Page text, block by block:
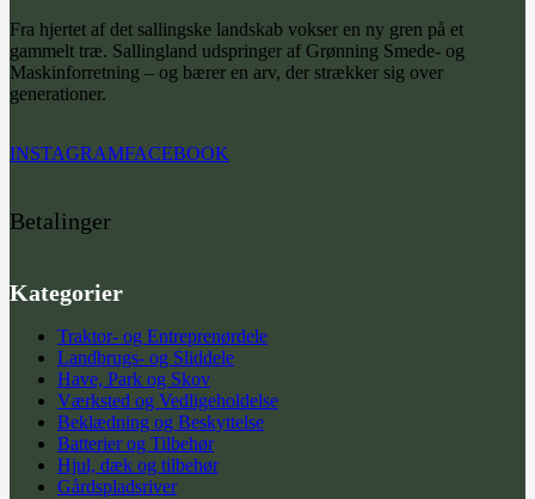
Fra hjertet af det sallingske landskab vokser en ny gren på et
gammelt træ. Sallingland udspringer af Grønning Smede- og
Maskinforretning – og bærer en arv, der strækker sig over
generationer.
INSTAGRAMFACEBOOK
Betalinger
Kategorier
Traktor- og Entreprenørdele
Landbrugs- og Sliddele
Have, Park og Skov
Værksted og Vedligeholdelse
Beklædning og Beskyttelse
Batterier og Tilbehør
Hjul, dæk og tilbehør
Gårdspladsriver